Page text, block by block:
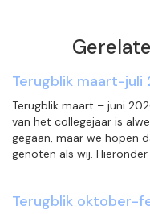
Terugblik maart-juli
Terugblik maart – juni
van het collegejaar is
gegaan, maar we hopen
genoten als wij. Hieronder
Terugblik oktober-